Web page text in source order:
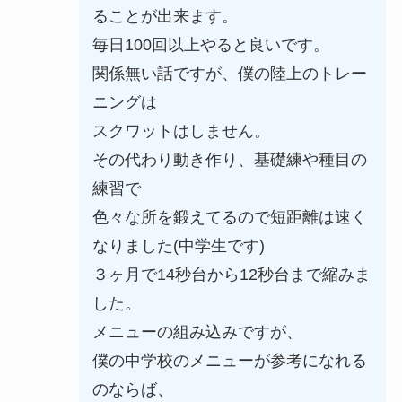
ることが出来ます。
毎日100回以上やると良いです。
関係無い話ですが、僕の陸上のトレー
ニングは
スクワットはしません。
その代わり動き作り、基礎練や種目の
練習で
色々な所を鍛えてるので短距離は速く
なりました(中学生です)
３ヶ月で14秒台から12秒台まで縮みま
した。
メニューの組み込みですが、
僕の中学校のメニューが参考になれる
のならば、